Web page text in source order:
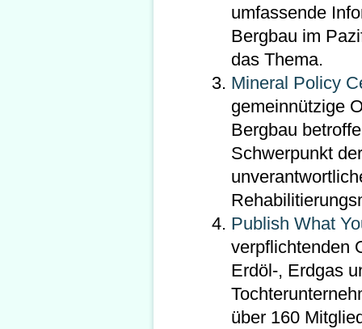
umfassende
Bergbau im
das Thema.
Mineral Policy
gemeinnützige
Bergbau
Schwerpunkt
Publish What
verpflichtenden
Erdöl-, Erdgas
über 160